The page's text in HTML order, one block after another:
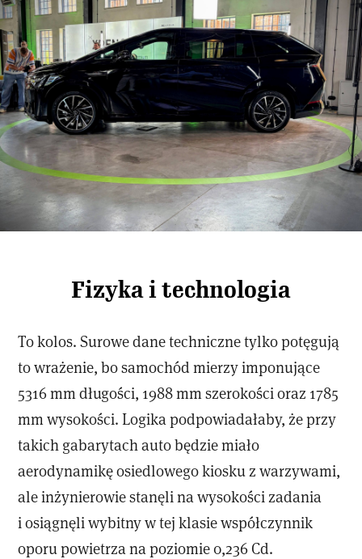
Fizyka i technologia
To kolos. Surowe dane techniczne tylko potęgują
to wrażenie, bo samochód mierzy imponujące
5316 mm długości, 1988 mm szerokości oraz 1785
mm wysokości. Logika podpowiadałaby, że przy
takich gabarytach auto będzie miało
aerodynamikę osiedlowego kiosku z warzywami,
ale inżynierowie stanęli na wysokości zadania
i osiągnęli wybitny w tej klasie współczynnik
oporu powietrza na poziomie 0,236 Cd.